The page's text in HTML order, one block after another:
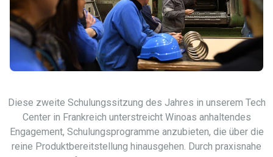
Diese zweite Schulungssitzung des Jahres in unserem Tech
Center in Frankreich unterstreicht Winoas anhaltendes
Engagement, Schulungsprogramme anzubieten, die über die
reine Produktbereitstellung hinausgehen. Durch praxisnahe